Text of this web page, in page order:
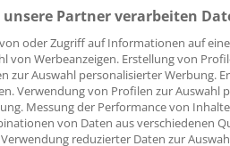
Problem beim Login?
ist mit wenigen Klicks
des kostenlosen Login:
Analysen, Hintergründe und
Partner verarbeiten
oder Zugriff auf Informationen auf
von Werbeanzeigen. Erstellung von
zur Auswahl personalisierter Werbung.
Verwendung von Profilen zur Auswahl
Messung der Performance von
von Daten aus verschiedenen
reduzierter Daten zur